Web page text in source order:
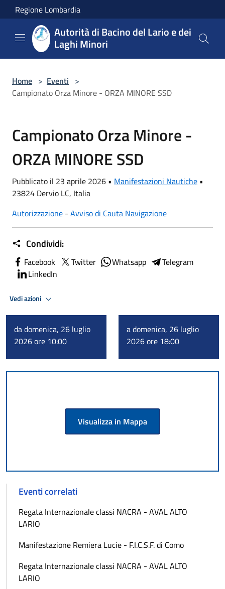
Salta al contenuto principale
Regione Lombardia
Autorità di Bacino del Lario e dei
Laghi Minori
Home > Eventi >
Campionato Orza Minore - ORZA MINORE SSD
Campionato Orza Minore -
ORZA MINORE SSD
Pubblicato il 23 aprile 2026 • Manifestazioni Nautiche •
23824 Dervio LC, Italia
Autorizzazione - Avviso di Cauta Navigazione
Condividi:
Facebook Twitter Whatsapp
Telegram
LinkedIn
Vedi azioni
da domenica, 26 luglio
2026 ore 10:00
a domenica, 26 luglio
2026 ore 18:00
Visualizza in Mappa
Eventi correlati
Regata Internazionale classi NACRA - AVAL ALTO
LARIO
Manifestazione Remiera Lucie - F.I.C.S.F. di Como
Regata Internazionale classi NACRA - AVAL ALTO
LARIO